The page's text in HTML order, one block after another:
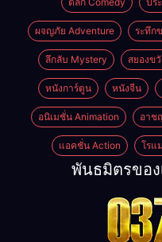
ผจญภัย Adventure ระทึก
ลึกลับ Mystery สยองข
หนังการ์ตูน หนังจีน
อนิเมชั่น Animation อาช
แอคชั่น Action โรแ
พันธมิตรของ